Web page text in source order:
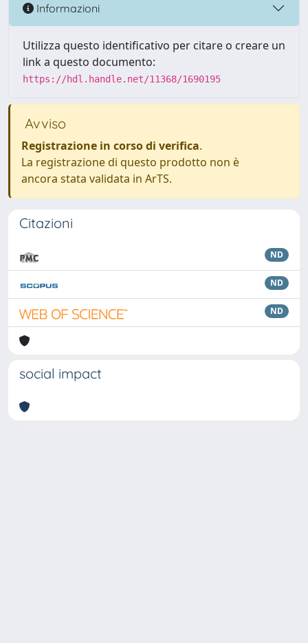
Informazioni
Utilizza questo identificativo per citare o creare un
link a questo documento:
https://hdl.handle.net/11368/1690195
Avviso
Registrazione in corso di verifica.
La registrazione di questo prodotto non è
ancora stata validata in ArTS.
Citazioni
ND
ND
ND
social impact